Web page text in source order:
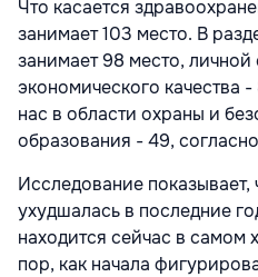
Что касается
занимает 103 место. В
занимает 98 место, личной
экономического качества
нас в области охраны и
образования - 49,
Исследование показывает,
ухудшалась в последние
находится сейчас в
пор, как начала